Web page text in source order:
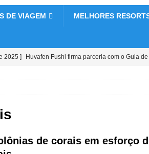
DE VIAGEM MELHORES
2025 ] Huvafen Fushi firma parceria com o Guia
5 ESTRELAS
de corais em esforço